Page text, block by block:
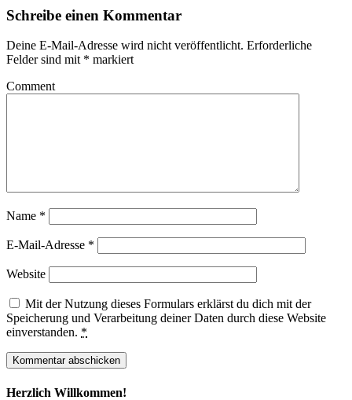
Schreibe einen Kommentar
Deine E-Mail-Adresse wird nicht veröffentlicht. Erforderliche
Felder sind mit * markiert
Comment
Name *
E-Mail-Adresse *
Website
Mit der Nutzung dieses Formulars erklärst du dich mit der
Speicherung und Verarbeitung deiner Daten durch diese Website
einverstanden. *
Herzlich Willkommen!